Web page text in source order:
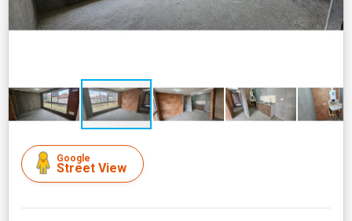
Google
Street View